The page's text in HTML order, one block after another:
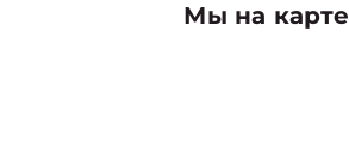
Мы на карте